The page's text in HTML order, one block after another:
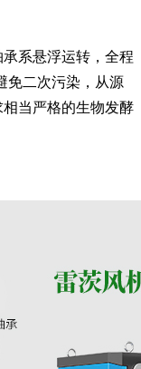
系悬浮运转，全程
免二次污染，从源
当严格的生物发酵